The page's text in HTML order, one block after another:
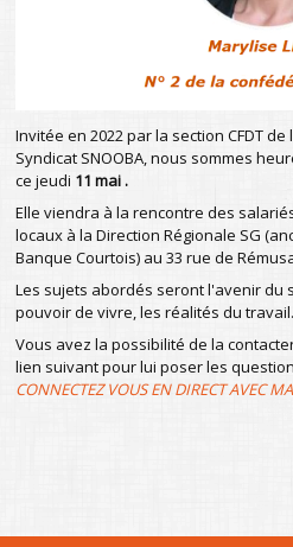
Invitée en 2022 par la section CFDT
Syndicat SNOOBA, nous sommes
ce jeudi 11 mai .
Elle viendra à la rencontre des
locaux à la Direction Régionale SG
Banque Courtois) au 33 rue de
Les sujets abordés seront l'avenir du
pouvoir de vivre, les réalités du travail.
Vous avez la possibilité de la
lien suivant pour lui poser les
CONNECTEZ VOUS EN DIRECT AVEC